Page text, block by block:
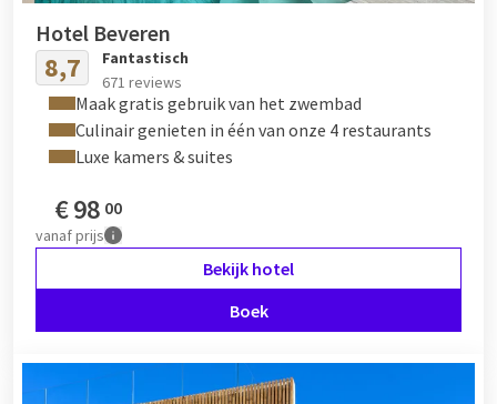
Hotel Beveren
8,7
Fantastisch
671 reviews
Maak gratis gebruik van het zwembad
Culinair genieten in één van onze 4 restaurants
Luxe kamers & suites
€98 00
vanafprijs
Bekijk hotel
Boek